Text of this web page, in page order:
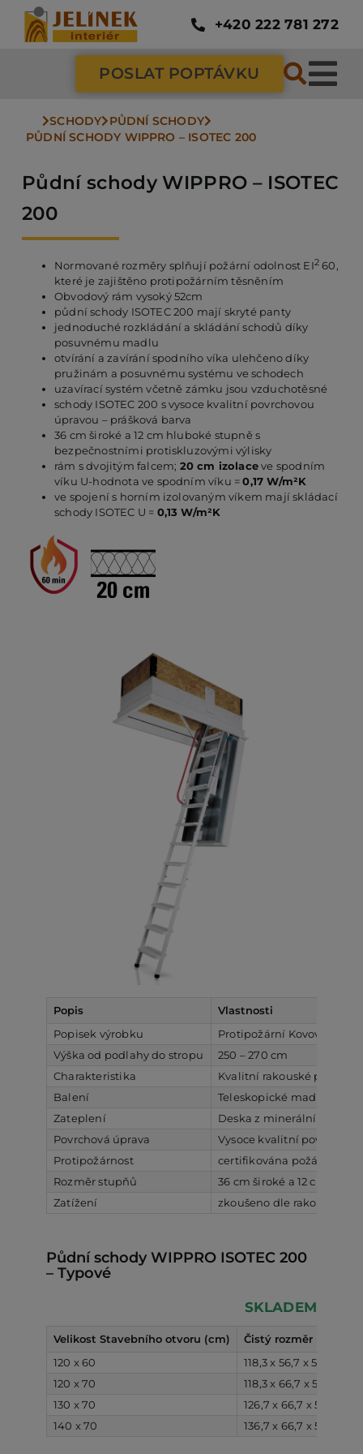
Přeskočit
obsah
+420 222 781 272
POSLAT POPTÁVKU
SCHODY PŮDNÍ SCHODY
PŮDNÍ SCHODY WIPPRO – ISOTEC 200
Půdní schody WIPPRO – ISOTEC
200
Normované rozměry splňují požární odolnost EI260,
které je zajištěno protipožárním těsněním
Obvodový rám vysoký 52cm
půdní schody ISOTEC 200 mají skryté panty
jednoduché rozkládání a skládání schodů díky
posuvnému madlu
otvírání a zavírání spodního víka ulehčeno díky
pružinám a posuvnému systému ve schodech
uzavírací systém včetně zámku jsou vzduchotěsné
schody ISOTEC 200 s vysoce kvalitní povrchovou
úpravou – prášková barva
36 cm široké a 12 cm hluboké stupně s
bezpečnostními protiskluzovými výlisky
rám s dvojitým falcem; 20 cm izolaceve spodním
víku U-hodnota ve spodním víku =0,17 W/m²K
ve spojení s horním izolovaným víkem mají skládací
schody ISOTEC U = 0,13 W/m²K
Popis
Vlastnosti
Popisek výrobku
Protipožární Kovové
Výška od podlahy do stropu
250 – 270 cm
Charakteristika
Kvalitní rakouské půdní
Balení
Teleskopické madlo,
Zateplení
Deska z minerální vlny o
Povrchová úprava
Vysoce kvalitní
Protipožárnost
certifikována požární
Rozměr stupňů
36 cm široké a 12 cm
Zatížení
zkoušeno dle rakouské
Půdní schody WIPPRO ISOTEC 200
– Typové
SKLADEM
Velikost Stavebního otvoru (cm) Čistý rozměr (cm)
120 x 60
118,3 x 56,7 x 52
120 x 70
118,3 x 66,7 x 52
130 x 70
126,7 x 66,7 x 52
140 x 70
136,7 x 66,7 x 52